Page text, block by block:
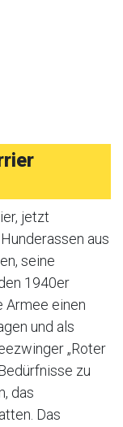
jetzt
aus
seine
1940er
Armee einen
und als
„Roter
zu
das
Das